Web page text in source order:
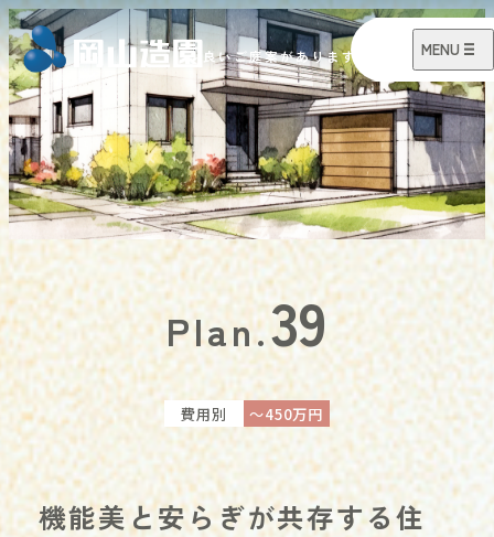
Plan.39
費用別
機能美と安らぎが共存する住